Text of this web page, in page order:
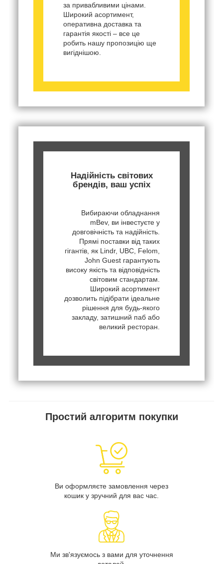
за привабливими цінами.
Широкий асортимент,
оперативна доставка та
гарантія якості – все це
робить нашу пропозицію ще
вигіднішою.
Надійність світових
брендів, ваш успіх
Вибираючи обладнання
mBev, ви інвестуєте у
довговічність та надійність.
Прямі поставки від таких
гігантів, як Lindr, UBC, Felom,
John Guest гарантують
високу якість та відповідність
світовим стандартам.
Широкий асортимент
дозволить підібрати ідеальне
рішення для будь-якого
закладу, затишний паб або
великий ресторан.
Простий алгоритм покупки
Ви оформляєте замовлення через
кошик у зручний для вас час.
Ми зв'язуємось з вами для уточнення